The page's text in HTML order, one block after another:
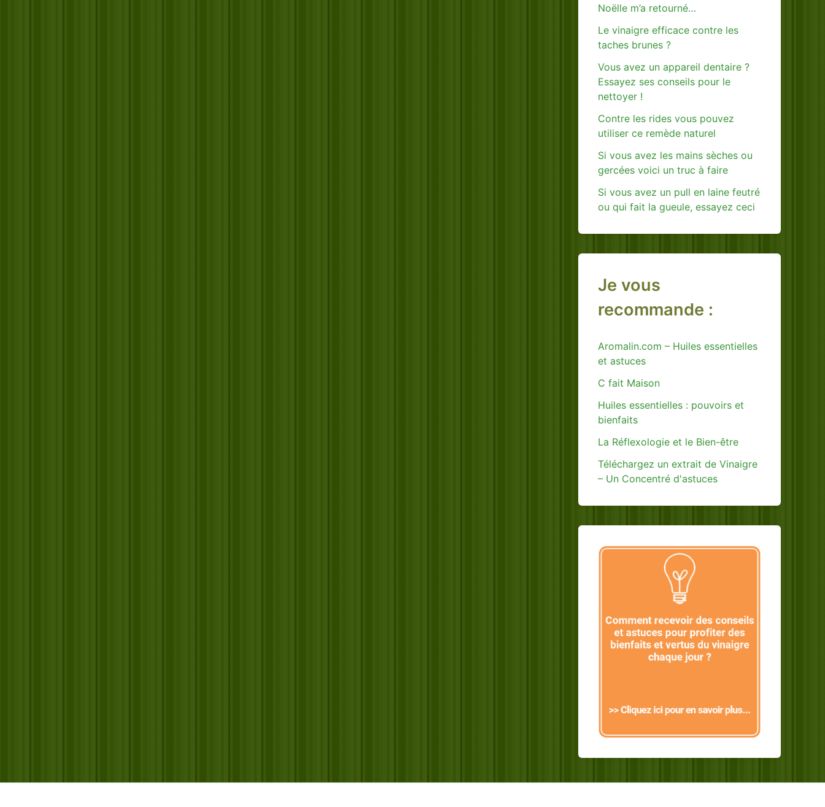
Noëlle m’a retourné…
Le vinaigre efficace contre les
taches brunes ?
Vous avez un appareil dentaire ?
Essayez ses conseils pour le
nettoyer !
Contre les rides vous pouvez
utiliser ce remède naturel
Si vous avez les mains sèches ou
gercées voici un truc à faire
Si vous avez un pull en laine feutré
ou qui fait la gueule, essayez ceci
Je vous
recommande :
Aromalin.com – Huiles essentielles
et astuces
C fait Maison
Huiles essentielles : pouvoirs et
bienfaits
La Réflexologie et le Bien-être
Téléchargez un extrait de Vinaigre
– Un Concentré d'astuces